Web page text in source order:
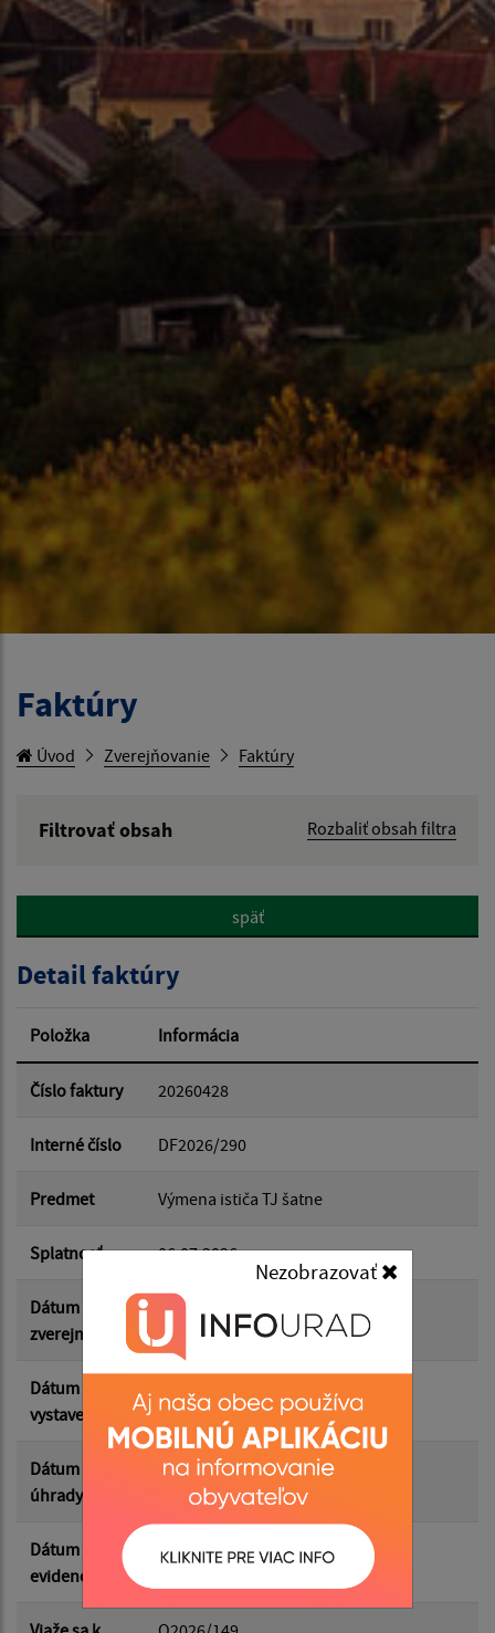
Nezobrazovať
Faktúry
Úvod Zverejňovanie Faktúry
Filtrovať obsah
Rozbaliť obsah filtra
Hľadať v:
Dátum od:
Suma od:
Suma do:
Filtrovať
späť
Detail faktúry
Položka Informácia
Číslo faktury 20260428
Interné číslo DF2026/290
Predmet Výmena ističa TJ šatne
Splatnosť 06.07.2026
Dátum
zverejnenia
23.06.2026
Dátum
vystavenia
20.06.2026
Dátum
úhrady
19.06.2026
Dátum
evidencie
20.06.2026